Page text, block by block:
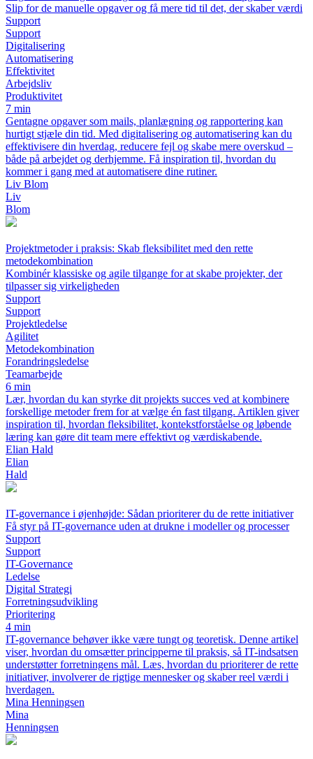
Slip for de manuelle opgaver og få mere tid til det, der skaber værdi
Support
Support
Digitalisering
Automatisering
Effektivitet
Arbejdsliv
Produktivitet
7 min
Gentagne opgaver som mails, planlægning og rapportering kan
hurtigt stjæle din tid. Med digitalisering og automatisering kan du
effektivisere din hverdag, reducere fejl og skabe mere overskud –
både på arbejdet og derhjemme. Få inspiration til, hvordan du
kommer i gang med at automatisere dine rutiner.
Liv Blom
Liv
Blom
Projektmetoder i praksis: Skab fleksibilitet med den rette
metodekombination
Kombinér klassiske og agile tilgange for at skabe projekter, der
tilpasser sig virkeligheden
Support
Support
Projektledelse
Agilitet
Metodekombination
Forandringsledelse
Teamarbejde
6 min
Lær, hvordan du kan styrke dit projekts succes ved at kombinere
forskellige metoder frem for at vælge én fast tilgang. Artiklen giver
inspiration til, hvordan fleksibilitet, kontekstforståelse og løbende
læring kan gøre dit team mere effektivt og værdiskabende.
Elian Hald
Elian
Hald
IT-governance i øjenhøjde: Sådan prioriterer du de rette initiativer
Få styr på IT-governance uden at drukne i modeller og processer
Support
Support
IT-Governance
Ledelse
Digital Strategi
Forretningsudvikling
Prioritering
4 min
IT-governance behøver ikke være tungt og teoretisk. Denne artikel
viser, hvordan du omsætter principperne til praksis, så IT-indsatsen
understøtter forretningens mål. Læs, hvordan du prioriterer de rette
initiativer, involverer de rigtige mennesker og skaber reel værdi i
hverdagen.
Mina Henningsen
Mina
Henningsen